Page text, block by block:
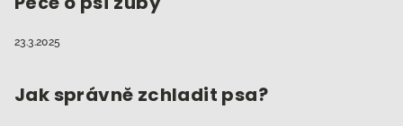
23.3.2025
Jak správně zchladit psa?